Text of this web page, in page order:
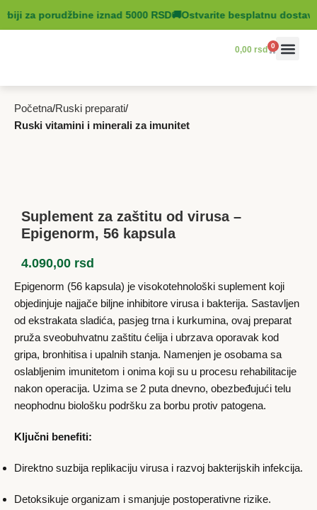
za porudžbine iznad 5000 RSD🚚Ostvarite besplatnu dostavu
0,00 rsd 0
Početna Ruski preparati
Ruski vitamini i minerali za imunitet
Suplement za zaštitu od virusa –
Epigenorm, 56 kapsula
4.090,00 rsd
Epigenorm (56 kapsula) je visokotehnološki suplement koji
objedinjuje najjače biljne inhibitore virusa i bakterija. Sastavljen
od ekstrakata sladića, pasjeg trna i kurkumina, ovaj preparat
pruža sveobuhvatnu zaštitu ćelija i ubrzava oporavak kod
gripa, bronhitisa i upalnih stanja. Namenjen je osobama sa
oslabljenim imunitetom i onima koji su u procesu rehabilitacije
nakon operacija. Uzima se 2 puta dnevno, obezbeđujući telu
neophodnu biološku podršku za borbu protiv patogena.
Ključni benefiti:
Direktno suzbija replikaciju virusa i razvoj bakterijskih infekcija.
Detoksikuje organizam i smanjuje postoperativne rizike.